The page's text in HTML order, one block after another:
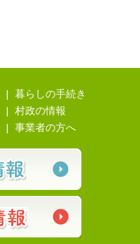
暮らしの手続き
村政の情報
事業者の方へ